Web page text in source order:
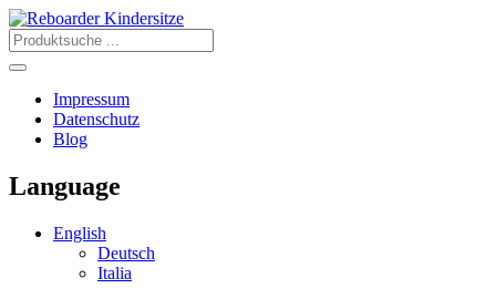
Impressum
Datenschutz
Blog
Language
English
Deutsch
Italia